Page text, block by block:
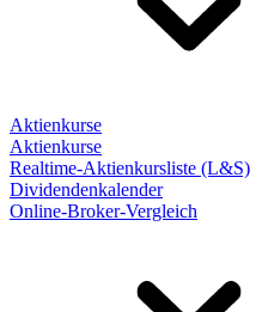
Aktienkurse
Aktienkurse
Realtime-Aktienkursliste (L&S)
Dividendenkalender
Online-Broker-Vergleich